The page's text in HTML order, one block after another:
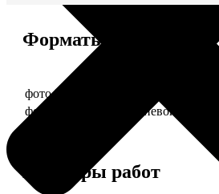
Форматы и цены
фото 30х40 в деревянной рамке
фото 30х40 в алюминиевой рамке
Примеры работ